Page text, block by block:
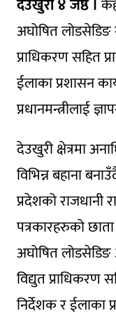
देउखुरी ४ जेष्ठ ।
अघोषित लोडसेडिङ
प्राधिकरण सहित
ईलाका प्रशासन
प्रधानमन्त्रीलाई
देउखुरी क्षेत्रमा
विभिन्न बहाना
प्रदेशको राजधानी
पत्रकारहरुको
अघोषित
विद्युत प्राधिकरण
निर्देशक र ईलाका